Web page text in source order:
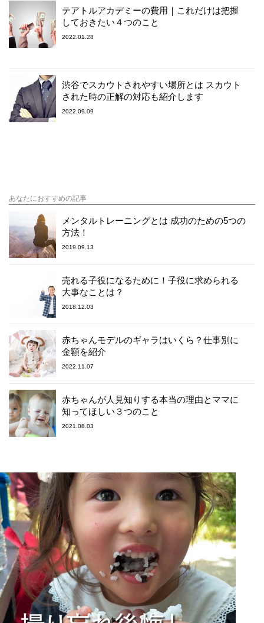
テアトルアカデミーの費用｜これだけは把握
しておきたい４つのこと
2022.01.28
渋谷でスカウトされやすい場所とは スカウト
された時の正解の対応も紹介します
2022.09.09
あなたにおすすめの記事
メンタルトレーニングとは 成功のための5つの
方法！
2019.09.13
売れる子役になるために！子役に求められる
大事なことは？
2018.12.03
赤ちゃんモデルのギャラはいくら？仕事別に
金額を紹介
2022.11.07
赤ちゃんが人見知りする本当の理由とママに
知ってほしい３つのこと
2021.08.03